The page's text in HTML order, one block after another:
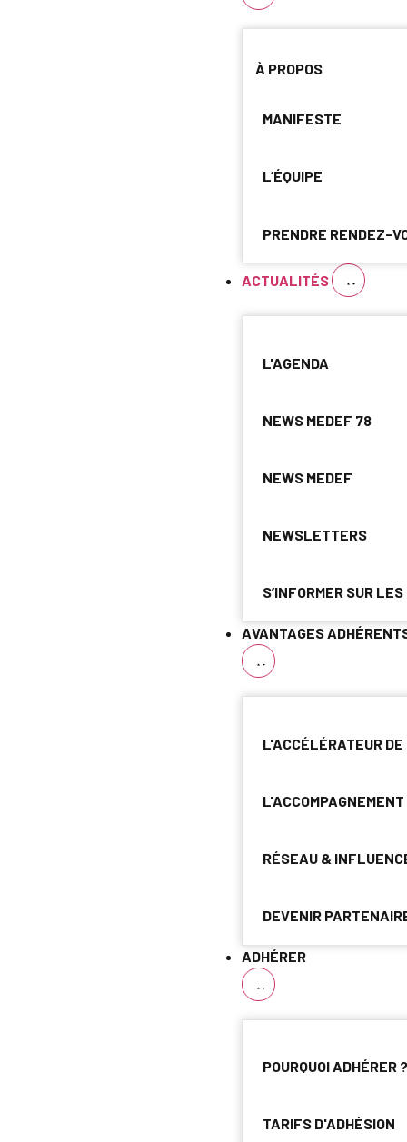
À PROPOS
MANIFESTE
L’ÉQUIPE
PRENDRE RENDEZ-
ACTUALITÉS
L'AGENDA
NEWS MEDEF 78
NEWS MEDEF
NEWSLETTERS
S’INFORMER SUR
AVANTAGES
L'ACCÉLÉRATEUR DE
L'ACCOMPAGNEMENT
RÉSEAU &
DEVENIR
ADHÉRER
POURQUOI ADHÉRER ?
TARIFS D'ADHÉSION